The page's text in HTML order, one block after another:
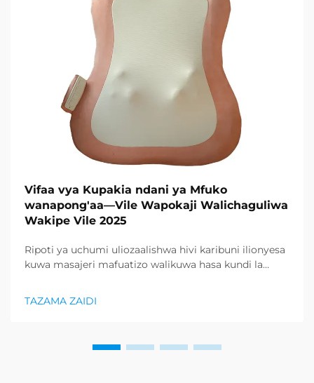
Vifaa vya Kupakia ndani ya Mfuko
wanapong'aa—Vile Wapokaji Walichaguliwa
Wakipe Vile 2025
Ripoti ya uchumi uliozaalishwa hivi karibuni ilionyesa
kuwa masajeri mafuatizo walikuwa hasa kundi la
kurejesha. Wakuzaji wamekuwa wamefahamu ...
TAZAMA ZAIDI